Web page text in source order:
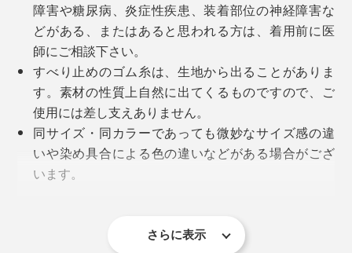
ベーシックカラーからファッションのアクセントになる
おしゃれカラーまで6色展開。
一度これを体感すると、他のものが履けなくなる人が多
いというのも納得です！
障害や糖尿病、炎症性疾患、装着部位の神経障害な
どがある、またはあると思われる方は、着用前に医
師にご相談下さい。
すべり止めのゴム糸は、生地から出ることがありま
す。素材の性質上自然に出てくるものですので、ご
使用には差し支えありません。
同サイズ・同カラーであっても微妙なサイズ感の違
いや染め具合による色の違いなどがある場合がござ
います。
います。 サイズ等は着用や洗濯をしていただくとな
さらに表示